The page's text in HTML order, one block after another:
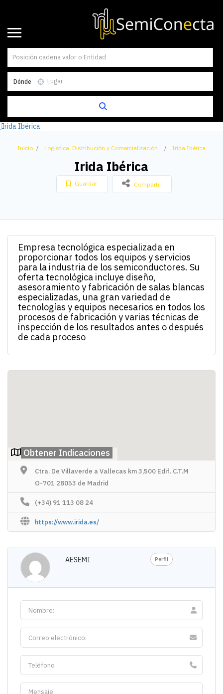
Dónde
Inicio Logística, Distribución y Comercialización Irida Ibérica
Irida Ibérica
Guardar Compartir
Empresa tecnológica especializada en
proporcionar todos los equipos y servicios
para la industria de los semiconductores. Su
oferta tecnológica incluye diseño,
asesoramiento y fabricación de salas blancas
especializadas, una gran variedad de
tecnologías y equipos necesarios en todos los
procesos de fabricación y varias técnicas de
inspección de los resultados antes o después
de cada proceso
Obtener Indicaciones
Ctra. De Villaverde a Vallecas km 3,500 Edif. C.T.M
O-701 28053 de Madrid
(+34) 91 113 08 24
https://www.irida.es/
AESEMI Perfil